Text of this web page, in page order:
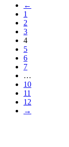
←
1
2
3
4
5
6
7
…
10
11
12
→